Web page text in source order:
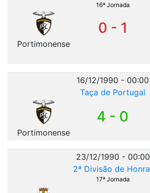
16ª Jornada
Portimonense
0 - 1
16/12/1990 - 00:00
Taça de Portugal
Portimonense
4 - 0
23/12/1990 - 00:00
2ª Divisão de Honra
17ª Jornada